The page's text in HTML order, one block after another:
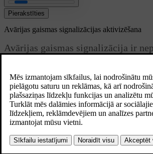
Pierakstīties
Atjaunināts 04.04.2025
Avārijas gaismas signalizācijas aktivizēšana
Avārijas gaismas signalizācija ir
Avārijas gaismas signalizācijas simbols